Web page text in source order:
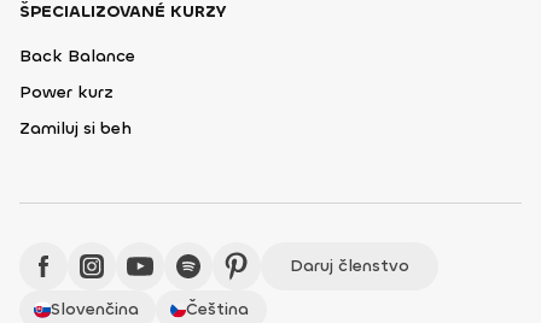
ŠPECIALIZOVANÉ KURZY
Back Balance
Power kurz
Zamiluj si beh
Daruj členstvo
Slovenčina
Čeština